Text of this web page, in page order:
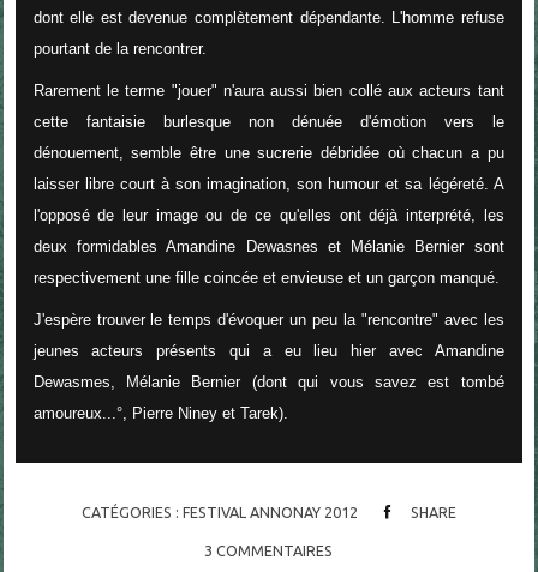
dont elle est devenue complètement dépendante. L'homme refuse
pourtant de la rencontrer.
Rarement le terme "jouer" n'aura aussi bien collé aux acteurs tant
cette fantaisie burlesque non dénuée d'émotion vers le
dénouement, semble être une sucrerie débridée où chacun a pu
laisser libre court à son imagination, son humour et sa légéreté. A
l'opposé de leur image ou de ce qu'elles ont déjà interprété, les
deux formidables Amandine Dewasnes et Mélanie Bernier sont
respectivement une fille coincée et envieuse et un garçon manqué.
J'espère trouver le temps d'évoquer un peu la "rencontre" avec les
jeunes acteurs présents qui a eu lieu hier avec Amandine
Dewasmes, Mélanie Bernier (dont qui vous savez est tombé
amoureux...°, Pierre Niney et Tarek).
CATÉGORIES : FESTIVAL ANNONAY 2012 SHARE
3 COMMENTAIRES